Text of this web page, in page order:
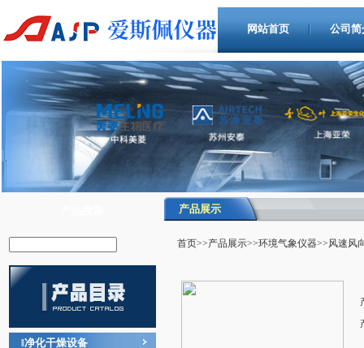
网站首页 公司简
净化干燥设备
产品展示
首页>>产品展示>>环境气象仪器>>风速风